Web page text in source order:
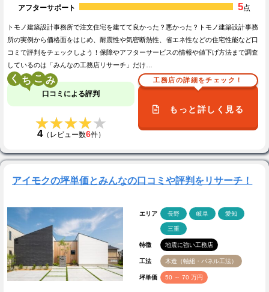
アフターサポート
5点
トモノ建築設計事務所で注文住宅を建てて良かった？悪かった？トモノ建築設計事務
所の実例から価格面をはじめ、耐震性や気密断熱性、省エネ性などの住宅性能など口
コミで評判をチェックしよう！保障やアフターサービスの情報や値下げ方法まで調査
しているのは「みんなの工務店リサーチ」だけ…
く こ
口コミによる評判
★★★★★
★★★★★
4（レビュー数6件）
工務店の詳細をチェック！
もっと詳しく見る
アイモクの坪単価とみんなの口コミや評判をリサーチ！
エリア 長野 岐阜 愛知
三重
特徴 地震に強い工務店
工法 木造（軸組・パネル工法）
坪単価 50 ～ 70 万円